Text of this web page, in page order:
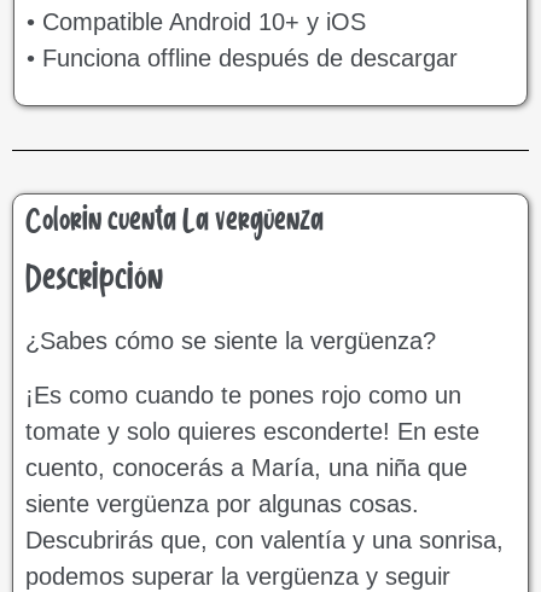
• Compatible Android 10+ y iOS
• Funciona offline después de descargar
Colorin cuenta La vergüenza
Descripción
¿Sabes cómo se siente la vergüenza?
¡Es como cuando te pones rojo como un
tomate y solo quieres esconderte! En este
cuento, conocerás a María, una niña que
siente vergüenza por algunas cosas.
Descubrirás que, con valentía y una sonrisa,
podemos superar la vergüenza y seguir